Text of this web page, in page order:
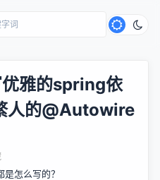
雅的spring依
人的@Autowire
怎么写的？